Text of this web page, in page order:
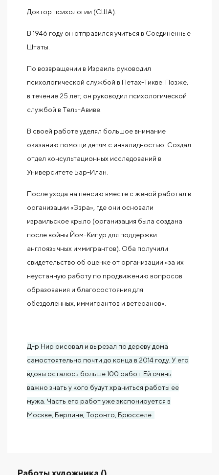
Доктор психологии (США).
В 1946 году он отправился учиться в Соединенные
Штаты.
По возвращении в Израиль руководил
психологической службой в Петах-Тикве. Позже,
в течение 25 лет, он руководил психологической
службой в Тель-Авиве.
В своей работе уделял большое внимание
оказанию помощи детям с инвалидностью. Создал
отдел консультационных исследований в
Университете Бар-Илан.
После ухода на пенсию вместе с женой работал в
организации «Эзра», где они основали
израильское крыло (организация была создана
после войны Йом-Кипур для поддержки
англоязычных иммигрантов). Оба получили
свидетельство об оценке от организации «за их
неустанную работу по продвижению вопросов
образования и благосостояния для
обездоленных, иммигрантов и ветеранов».
Д-р Нир рисовал и вырезал по дереву дома
самостоятельно почти до конца в 2014 году. У его
вдовы осталось больше 100 работ. Ей очень
важно знать у кого будут храниться работы ее
мужа. Часть его работ уже экспонируется в
Москве, Берлине, Торонто, Брюсселе.
Работы художника ()